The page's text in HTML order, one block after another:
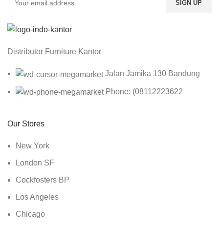
Distributor Furniture Kantor
Jalan Jamika 130 Bandung
Phone: (08112223622
Our Stores
New York
London SF
Cockfosters BP
Los Angeles
Chicago